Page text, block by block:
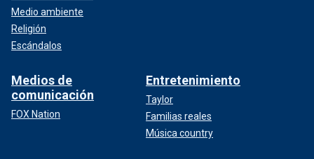
Medio ambiente
Religión
Escándalos
Medios de
comunicación
FOX Nation
Entretenimiento
Taylor
Familias reales
Música country